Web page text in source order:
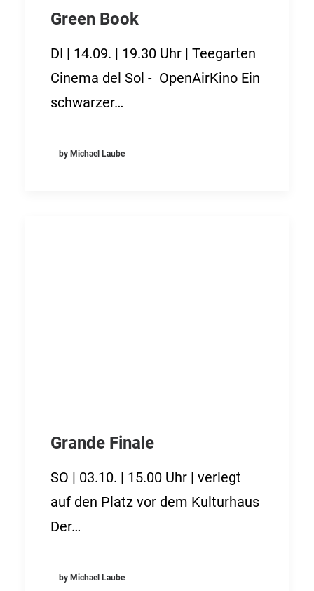
Green Book
DI | 14.09. | 19.30 Uhr | Teegarten
Cinema del Sol - OpenAirKino Ein
schwarzer…
by Michael Laube
Grande Finale
SO | 03.10. | 15.00 Uhr | verlegt
auf den Platz vor dem Kulturhaus
Der…
by Michael Laube